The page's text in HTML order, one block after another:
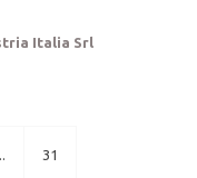
Italia Srl
31